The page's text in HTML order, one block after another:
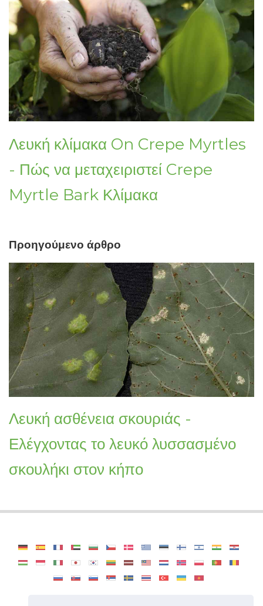
Λευκή κλίμακα On Crepe Myrtles
- Πώς να μεταχειριστεί Crepe
Myrtle Bark Κλίμακα
Προηγούμενο άρθρο
Λευκή ασθένεια σκουριάς -
Ελέγχοντας το λευκό λυσσασμένο
σκουλήκι στον κήπο